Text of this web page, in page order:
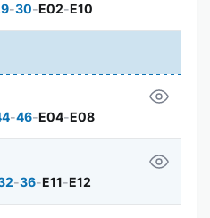
-30-E02-E10
-46-E04-E08
-36-E11-E12